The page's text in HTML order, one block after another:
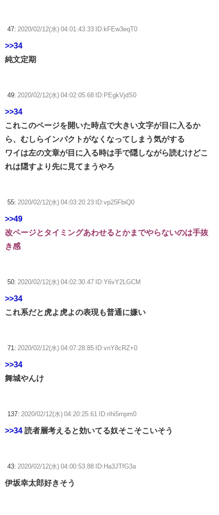
47: 2020/02/12(水) 04:01:43.33 ID:kFEw3eqT0
>>34
純文定期
49: 2020/02/12(水) 04:02:05.68 ID:PEgkVjdS0
>>34
これこのページを開いた時点で大きい文字が目に入るか
ら、むしらインパクトがなくなってしまう気がする
ワイは左の文章が目に入る時は手で隠しながら読むけどこ
れは隠すより先に見てまうやろ
55: 2020/02/12(水) 04:03:20.23 ID:vp25FbiQ0
>>49
改ページとタイミングあわせるとかまでやらないのは手抜
き感
50: 2020/02/12(水) 04:02:30.47 ID:Y6vY2LGCM
>>34
これ系だと虎よ虎よの表現も普通に嫌い
71: 2020/02/12(水) 04:07:28.85 ID:vnY8cRZ+0
>>34
舞城やんけ
137: 2020/02/12(水) 04:20:25.61 ID:rihi5mpm0
>>34 読者層考えると効いてる奴そこそこいそう
43: 2020/02/12(水) 04:00:53.88 ID:Ha3JTfG3a
伊坂幸太郎好きそう